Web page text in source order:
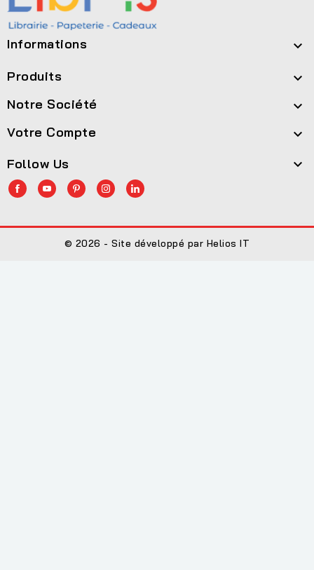
Informations 
Produits 
Notre Société 
Votre Compte 
Follow Us 
© 2026 - Site développé par Helios IT